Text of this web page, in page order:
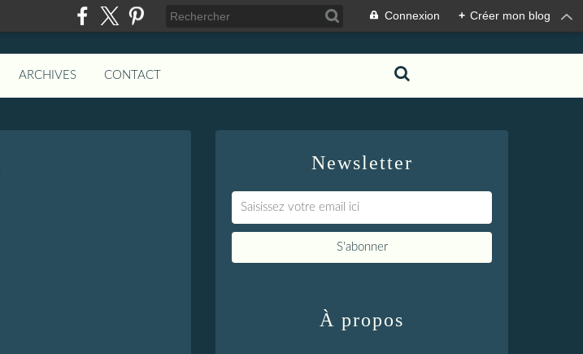
Connexion + Créer mon blog
ARCHIVES CONTACT
Newsletter
À propos